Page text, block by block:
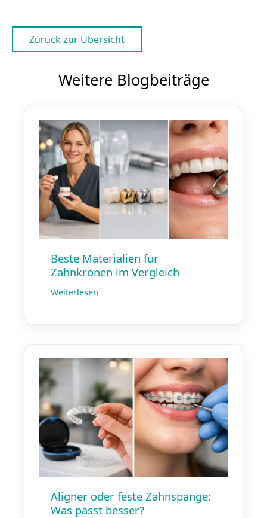
Zurück zur Übersicht
Weitere Blogbeiträge
Beste Materialien für
Zahnkronen im Vergleich
Weiterlesen
Aligner oder feste Zahnspange:
Was passt besser?